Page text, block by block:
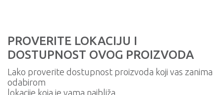
PROVERITE LOKACIJU I
DOSTUPNOST OVOG PROIZVODA
Lako proverite dostupnost proizvoda koji vas zanima
odabirom
lokacije koja je vama najbliža.